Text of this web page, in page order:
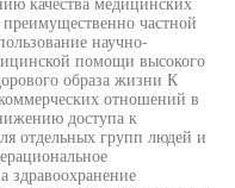
частной
научно-
помощи высокого
образа жизни К
отношений в
доступа к
отдельных групп людей и
здравоохранение